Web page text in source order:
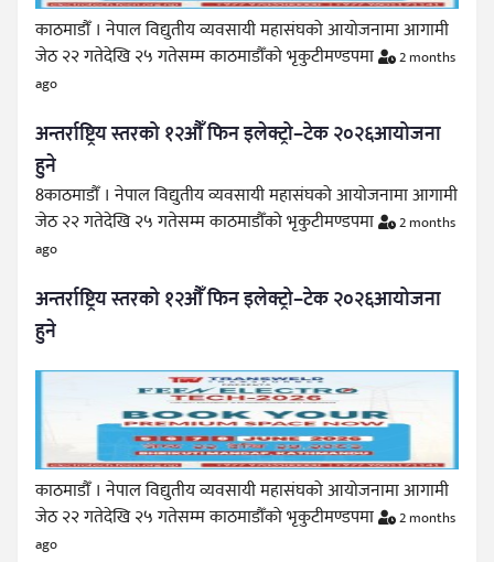
काठमाडौँ । नेपाल विद्युतीय व्यवसायी महासंघको आयोजनामा आगामी
जेठ २२ गतेदेखि २५ गतेसम्म काठमाडौँको भृकुटीमण्डपमा
2 months
ago
अन्तर्राष्ट्रिय स्तरको १२औँ फिन इलेक्ट्रो–टेक २०२६आयोजना
हुने
8काठमाडौँ । नेपाल विद्युतीय व्यवसायी महासंघको आयोजनामा आगामी
जेठ २२ गतेदेखि २५ गतेसम्म काठमाडौँको भृकुटीमण्डपमा
2 months
ago
अन्तर्राष्ट्रिय स्तरको १२औँ फिन इलेक्ट्रो–टेक २०२६आयोजना
हुने
काठमाडौँ । नेपाल विद्युतीय व्यवसायी महासंघको आयोजनामा आगामी
जेठ २२ गतेदेखि २५ गतेसम्म काठमाडौँको भृकुटीमण्डपमा
2 months
ago